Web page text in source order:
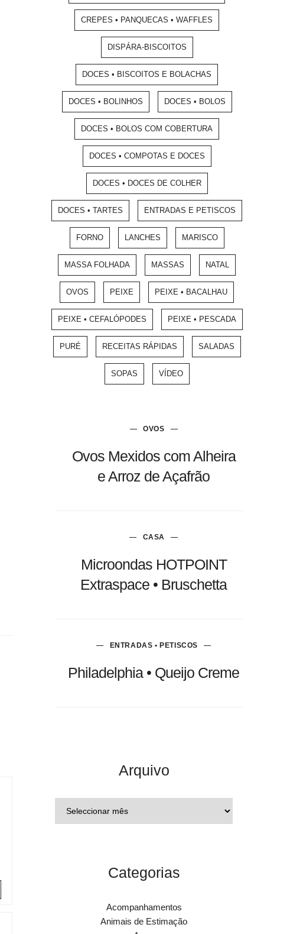
CREPES • PANQUECAS • WAFFLES
DISPÁRA-BISCOITOS
DOCES • BISCOITOS E BOLACHAS
DOCES • BOLINHOS DOCES • BOLOS
DOCES • BOLOS COM COBERTURA
DOCES • COMPOTAS E DOCES
DOCES • DOCES DE COLHER
DOCES • TARTES ENTRADAS E PETISCOS
FORNO LANCHES MARISCO
MASSA FOLHADA MASSAS NATAL
OVOS PEIXE PEIXE • BACALHAU
PEIXE • CEFALÓPODES PEIXE • PESCADA
PURÉ RECEITAS RÁPIDAS SALADAS
SOPAS VÍDEO
OVOS
Ovos Mexidos com Alheira
e Arroz de Açafrão
CASA
Microondas HOTPOINT
Extraspace • Bruschetta
ENTRADAS • PETISCOS
Philadelphia • Queijo Creme
Arquivo
Categorias
Acompanhamentos
Animais de Estimação